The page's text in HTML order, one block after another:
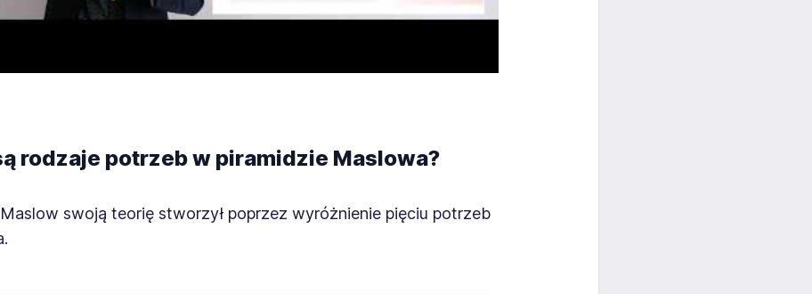
rodzaje potrzeb w piramidzie Maslowa?
swoją teorię stworzył poprzez wyróżnienie pięciu potrzeb